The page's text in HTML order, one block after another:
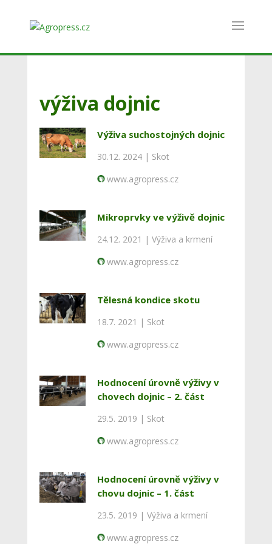
výživa dojnic
Výživa suchostojných dojnic
30.12. 2024 | Skot
www.agropress.cz
Mikroprvky ve výživě dojnic
24.12. 2021 | Výživa a krmení
www.agropress.cz
Tělesná kondice skotu
18.7. 2021 | Skot
www.agropress.cz
Hodnocení úrovně výživy v
chovech dojnic – 2. část
29.5. 2019 | Skot
www.agropress.cz
Hodnocení úrovně výživy v
chovu dojnic – 1. část
23.5. 2019 | Výživa a krmení
www.agropress.cz